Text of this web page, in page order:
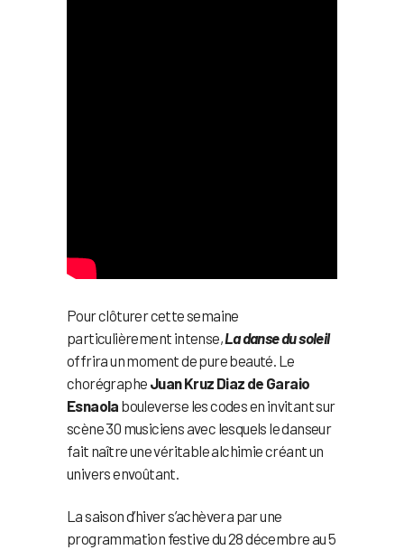
Pour clôturer cette semaine
particulièrement intense,La danse du soleil
offrira un moment de pure beauté. Le
chorégraphe Juan Kruz Diaz de Garaio
Esnaola bouleverse les codes en invitant sur
scène 30 musiciens avec lesquels le danseur
fait naître une véritable alchimie créant un
univers envoûtant.
La saison d’hiver s’achèvera par une
programmation festive du 28 décembre au 5